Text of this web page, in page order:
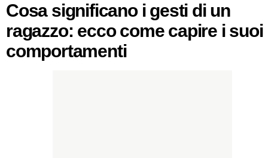
Cosa significano i gesti di un
ragazzo: ecco come capire i suoi
comportamenti